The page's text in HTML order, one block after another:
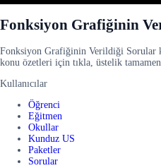
Fonksiyon Grafiğinin
Fonksiyon Grafiğinin Verildiği Sorular
konu özetleri için tıkla, üstelik
Kullanıcılar
Öğrenci
Eğitmen
Okullar
Kunduz US
Paketler
Sorular